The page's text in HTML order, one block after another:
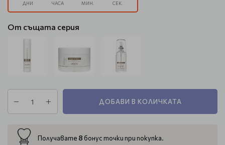
ДНИ ЧАСА МИН. СЕК.
От същата серия
ДОБАВИ В КОЛИЧКАТА
Получавате 8 бонус точки при покупка.